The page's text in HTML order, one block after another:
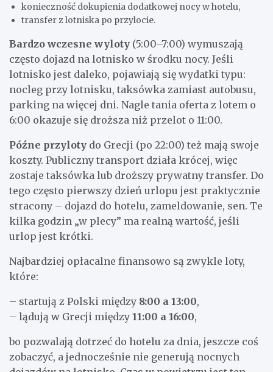
konieczność dokupienia dodatkowej nocy w hotelu,
transfer z lotniska po przylocie.
Bardzo wczesne wyloty (5:00–7:00) wymuszają
często dojazd na lotnisko w środku nocy. Jeśli
lotnisko jest daleko, pojawiają się wydatki typu:
nocleg przy lotnisku, taksówka zamiast autobusu,
parking na więcej dni. Nagle tania oferta z lotem o
6:00 okazuje się droższa niż przelot o 11:00.
Późne przyloty do Grecji (po 22:00) też mają swoje
koszty. Publiczny transport działa krócej, więc
zostaje taksówka lub droższy prywatny transfer. Do
tego często pierwszy dzień urlopu jest praktycznie
stracony – dojazd do hotelu, zameldowanie, sen. Te
kilka godzin „w plecy” ma realną wartość, jeśli
urlop jest krótki.
Najbardziej opłacalne finansowo są zwykle loty,
które:
– startują z Polski między 8:00 a 13:00,
– lądują w Grecji między 11:00 a 16:00,
bo pozwalają dotrzeć do hotelu za dnia, jeszcze coś
zobaczyć, a jednocześnie nie generują nocnych